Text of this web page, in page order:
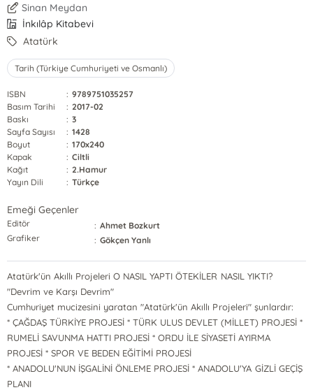
Sinan Meydan
İnkılâp Kitabevi
Atatürk
Tarih (Türkiye Cumhuriyeti ve Osmanlı)
ISBN : 9789751035257
Basım Tarihi
: 2017-02
Baskı
: 3
Sayfa Sayısı
: 1428
Boyut
: 170x240
Kapak
: Ciltli
Kağıt
: 2.Hamur
Yayın Dili
: Türkçe
Emeği Geçenler
Editör : Ahmet Bozkurt
Grafiker
: Gökçen Yanlı
Atatürk'ün Akıllı Projeleri O NASIL YAPTI ÖTEKİLER NASIL YIKTI?
"Devrim ve Karşı Devrim"
Cumhuriyet mucizesini yaratan "Atatürk'ün Akıllı Projeleri" şunlardır:
* ÇAĞDAŞ TÜRKİYE PROJESİ * TÜRK ULUS DEVLET (MİLLET) PROJESİ *
RUMELİ SAVUNMA HATTI PROJESİ * ORDU İLE SİYASETİ AYIRMA
PROJESİ * SPOR VE BEDEN EĞİTİMİ PROJESİ
* ANADOLU'NUN İŞGALİNİ ÖNLEME PROJESİ * ANADOLU'YA GİZLİ GEÇİŞ
PLANI